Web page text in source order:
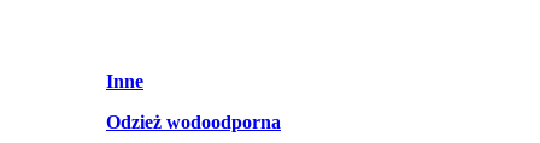
Inne
Odzież wodoodporna